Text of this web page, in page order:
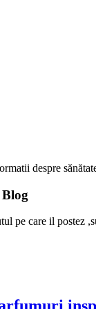
despre
Blog
pe care il postez